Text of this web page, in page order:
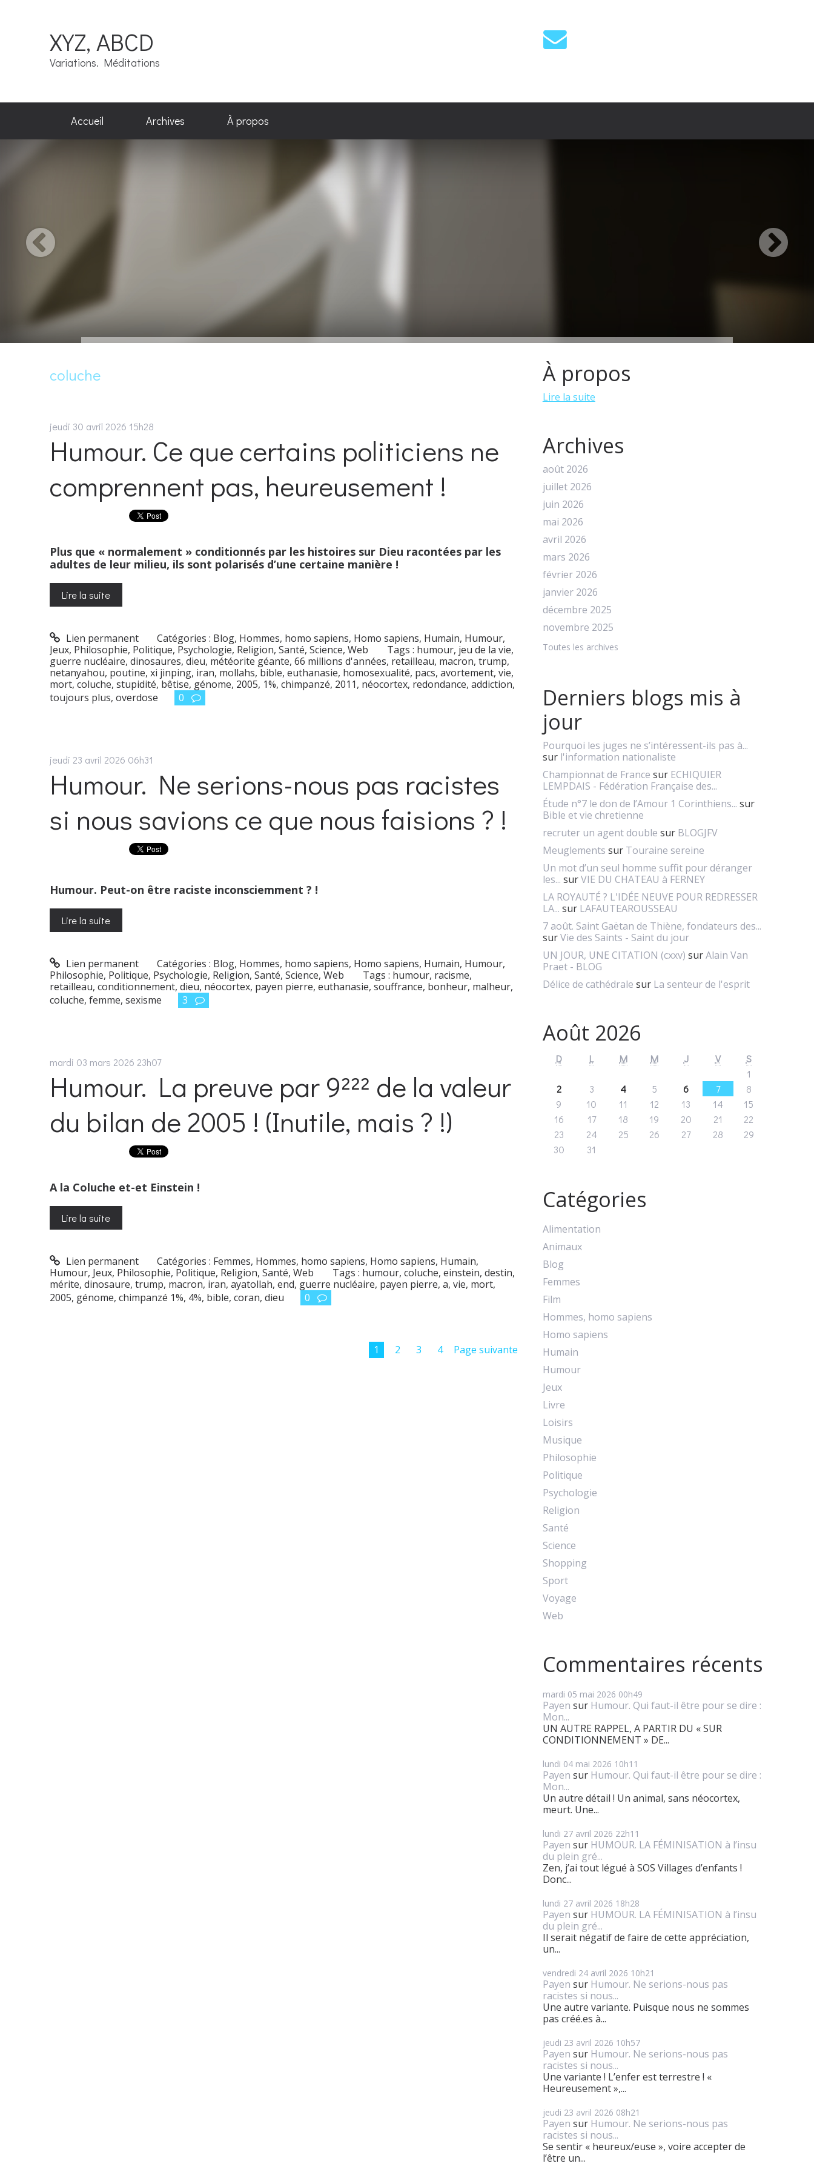
XYZ, ABCD
Variations. Méditations
Accueil Archives À propos
coluche
jeudi 30 avril 2026 15h28
Humour. Ce que certains politiciens ne
comprennent pas, heureusement !
Plus que « normalement » conditionnés par les histoires sur Dieu racontées par les
adultes de leur milieu, ils sont polarisés d’une certaine manière !
Lire la suite
Lien permanent Catégories : Blog, Hommes, homo sapiens, Homo sapiens, Humain, Humour,
Jeux, Philosophie, Politique, Psychologie, Religion, Santé, Science, Web Tags : humour, jeu de la vie,
guerre nucléaire, dinosaures, dieu, météorite géante, 66 millions d'années, retailleau, macron, trump,
netanyahou, poutine, xi jinping, iran, mollahs, bible, euthanasie, homosexualité, pacs, avortement, vie,
mort, coluche, stupidité, bêtise, génome, 2005, 1%, chimpanzé, 2011, néocortex, redondance, addiction,
toujours plus, overdose 0
jeudi 23 avril 2026 06h31
Humour. Ne serions-nous pas racistes
si nous savions ce que nous faisions ? !
Humour. Peut-on être raciste inconsciemment ? !
Lire la suite
Lien permanent Catégories : Blog, Hommes, homo sapiens, Homo sapiens, Humain, Humour,
Philosophie, Politique, Psychologie, Religion, Santé, Science, Web Tags : humour, racisme,
retailleau, conditionnement, dieu, néocortex, payen pierre, euthanasie, souffrance, bonheur, malheur,
coluche, femme, sexisme 3
mardi 03 mars 2026 23h07
Humour. La preuve par 9²²² de la valeur
du bilan de 2005 ! (Inutile, mais ? !)
A la Coluche et-et Einstein !
Lire la suite
Lien permanent Catégories : Femmes, Hommes, homo sapiens, Homo sapiens, Humain,
Humour, Jeux, Philosophie, Politique, Religion, Santé, Web Tags : humour, coluche, einstein, destin,
mérite, dinosaure, trump, macron, iran, ayatollah, end, guerre nucléaire, payen pierre, a, vie, mort,
2005, génome, chimpanzé 1%, 4%, bible, coran, dieu 0
1 2 3 4 Page suivante
À propos
Lire la suite
Archives
août 2026
juillet 2026
juin 2026
mai 2026
avril 2026
mars 2026
février 2026
janvier 2026
décembre 2025
novembre 2025
Toutes les archives
Derniers blogs mis à
jour
Pourquoi les juges ne s’intéressent-ils pas à...
sur l'information nationaliste
Championnat de France sur ECHIQUIER
LEMPDAIS - Fédération Française des...
Étude n°7 le don de l’Amour 1 Corinthiens... sur
Bible et vie chretienne
recruter un agent double sur BLOGJFV
Meuglements sur Touraine sereine
Un mot d’un seul homme suffit pour déranger
les... surVIE DU CHATEAU à FERNEY
LA ROYAUTÉ ? L'IDÉE NEUVE POUR REDRESSER
LA... sur LAFAUTEAROUSSEAU
7 août. Saint Gaëtan de Thiène, fondateurs des...
surVie des Saints - Saint du jour
UN JOUR, UNE CITATION (cxxv) surAlain Van
Praet - BLOG
Délice de cathédrale sur La senteur de l'esprit
Août 2026
D L M M J V
S
1
2
3 4 5 6 7
8
9
10 11 12 13 14
15
16
17 18 19 20 21
22
23
24 25 26 27 28
29
30
31
Catégories
Alimentation
Animaux
Blog
Femmes
Film
Hommes, homo sapiens
Homo sapiens
Humain
Humour
Jeux
Livre
Loisirs
Musique
Philosophie
Politique
Psychologie
Religion
Santé
Science
Shopping
Sport
Voyage
Web
Commentaires récents
mardi 05 mai 2026 00h49
Payen sur Humour. Qui faut-il être pour se dire :
Mon...
UN AUTRE RAPPEL, A PARTIR DU « SUR
CONDITIONNEMENT » DE...
lundi 04 mai 2026 10h11
Payen sur Humour. Qui faut-il être pour se dire :
Mon...
Un autre détail ! Un animal, sans néocortex,
meurt. Une...
lundi 27 avril 2026 22h11
Payen sur HUMOUR. LA FÉMINISATION à l’insu
du plein gré...
Zen, j’ai tout légué à SOS Villages d’enfants !
Donc...
lundi 27 avril 2026 18h28
Payen sur HUMOUR. LA FÉMINISATION à l’insu
du plein gré...
Il serait négatif de faire de cette appréciation,
un...
vendredi 24 avril 2026 10h21
Payen sur Humour. Ne serions-nous pas
racistes si nous...
Une autre variante. Puisque nous ne sommes
pas créé.es à...
jeudi 23 avril 2026 10h57
Payen sur Humour. Ne serions-nous pas
racistes si nous...
Une variante ! L’enfer est terrestre ! «
Heureusement »,...
jeudi 23 avril 2026 08h21
Payen sur Humour. Ne serions-nous pas
racistes si nous...
Se sentir « heureux/euse », voire accepter de
l’être un...